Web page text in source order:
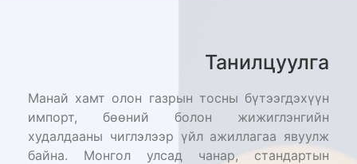
Танилцуулга
Манай хамт олон газрын тосны бүтээгдэхүүн
импорт, бөөний болон жижиглэнгийн
худалдааны чиглэлээр үйл ажиллагаа явуулж
байна. Монгол улсад чанар, стандартын